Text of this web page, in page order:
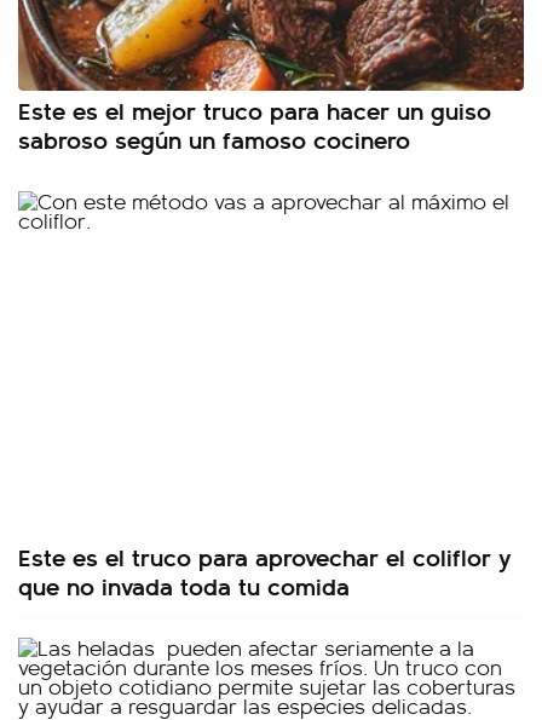
Este es el mejor truco para hacer un guiso
sabroso según un famoso cocinero
Este es el truco para aprovechar el coliflor y
que no invada toda tu comida